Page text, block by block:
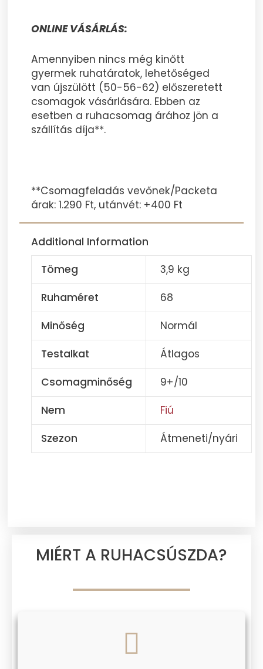
ONLINE VÁSÁRLÁS:
Amennyiben nincs még kinőtt
gyermek ruhatáratok, lehetőséged
van újszülött (50-56-62) előszeretett
csomagok vásárlására. Ebben az
esetben a ruhacsomag árához jön a
szállítás díja**.
**Csomagfeladás vevőnek/Packeta
árak: 1.290 Ft, utánvét: +400 Ft
Additional Information
Tömeg
3,9 kg
Ruhaméret
68
Minőség
Normál
Testalkat
Átlagos
Csomagminőség
9+/10
Nem
Fiú
Szezon
Átmeneti/nyári
MIÉRT A RUHACSÚSZDA?